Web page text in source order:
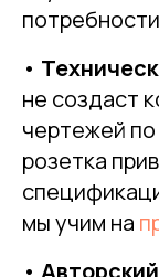
•
не создаст
чертежей
розетка
мы учим на
•